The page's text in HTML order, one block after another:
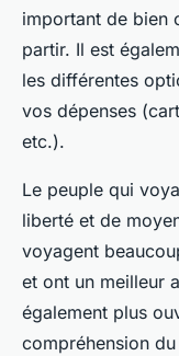
important de bien
partir. Il est
les différentes
vos dépenses
etc.).
Le peuple qui
liberté et de
voyagent
et ont un meilleur
également plus
compréhension